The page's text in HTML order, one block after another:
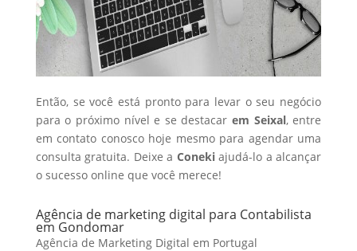
Então, se você está pronto para levar o seu negócio
para o próximo nível e se destacar em Seixal, entre
em contato conosco hoje mesmo para agendar uma
consulta gratuita. Deixe a Conekiajudá-lo a alcançar
o sucesso online que você merece!
Agência de marketing digital para Contabilista
em Gondomar
Agência de Marketing Digital em Portugal